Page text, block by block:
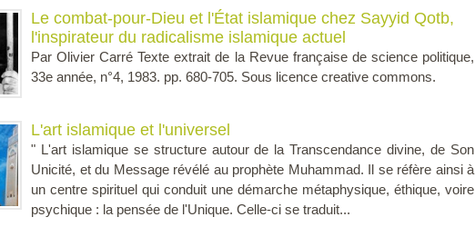
Le combat-pour-Dieu et l'État islamique chez Sayyid Qotb,
l'inspirateur du radicalisme islamique actuel
Par Olivier Carré Texte extrait de la Revue française de science politique,
33e année, n°4, 1983. pp. 680-705. Sous licence creative commons.
L'art islamique et l'universel
" L'art islamique se structure autour de la Transcendance divine, de Son
Unicité, et du Message révélé au prophète Muhammad. Il se réfère ainsi à
un centre spirituel qui conduit une démarche métaphysique, éthique, voire
psychique : la pensée de l'Unique. Celle-ci se traduit...